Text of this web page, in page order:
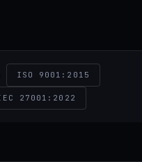
ISO 9001:2015
27001:2022